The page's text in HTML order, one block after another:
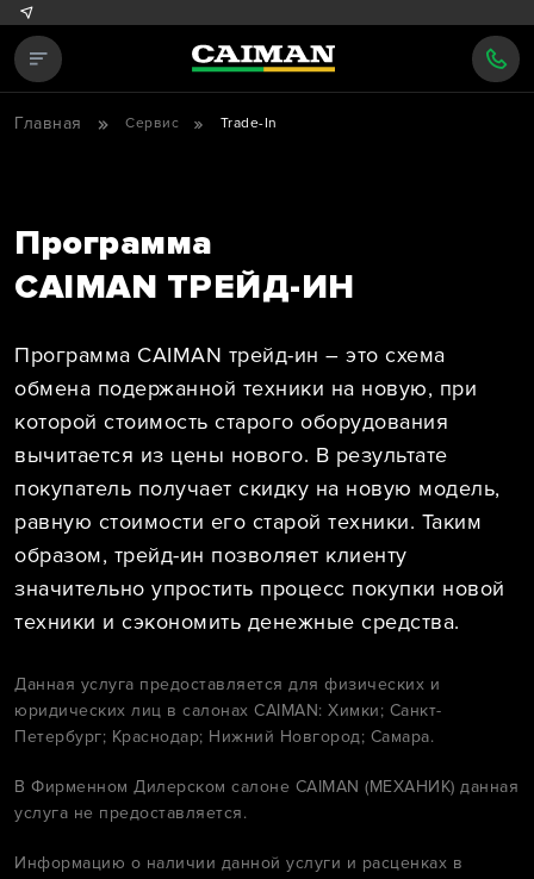
Главная Сервис Trade-In
Программа
CAIMAN ТРЕЙД-ИН
Программа CAIMAN трейд-ин – это схема
обмена подержанной техники на новую, при
которой стоимость старого оборудования
вычитается из цены нового. В результате
покупатель получает скидку на новую модель,
равную стоимости его старой техники. Таким
образом, трейд-ин позволяет клиенту
значительно упростить процесс покупки новой
техники и сэкономить денежные средства.
Данная услуга предоставляется для физических и
юридических лиц в салонах CAIMAN: Химки; Санкт-
Петербург; Краснодар; Нижний Новгород; Самара.
В Фирменном Дилерском салоне CAIMAN (МЕХАНИК) данная
услуга не предоставляется.
Информацию о наличии данной услуги и расценках в